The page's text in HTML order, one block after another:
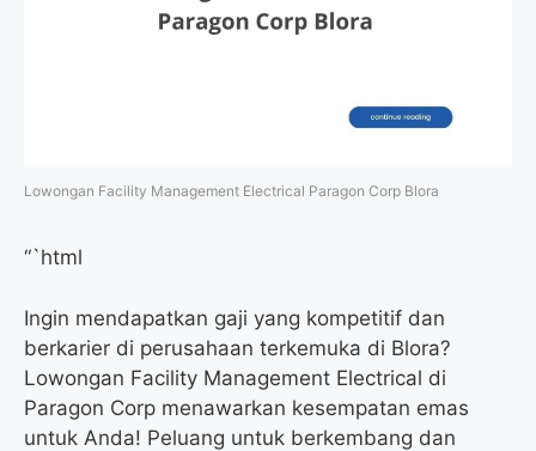
Lowongan Facility Management Electrical Paragon Corp Blora
“`html
Ingin mendapatkan gaji yang kompetitif dan
berkarier di perusahaan terkemuka di Blora?
Lowongan Facility Management Electrical di
Paragon Corp menawarkan kesempatan emas
untuk Anda! Peluang untuk berkembang dan